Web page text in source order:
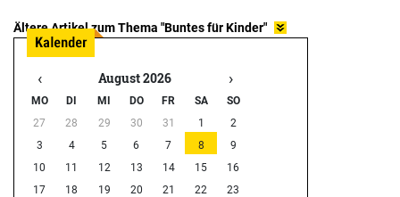
Ältere Artikel zum Thema "Buntes für Kinder"
‹ August 2026 ›
MO DI MI DO FR SA
SO
27
28 29 30 31 1
2
3
4 5 6 7 8
9
10
11 12 13 14 15
16
17
18 19 20 21 22
23